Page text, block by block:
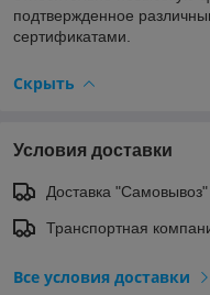
подтвержденное
сертификатами.
Скрыть
Условия доставки
Доставка "Самовывоз"
Транспортная
Все условия доставки